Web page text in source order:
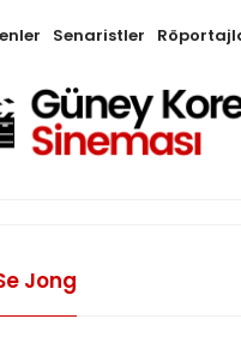
Senaristler
Jong